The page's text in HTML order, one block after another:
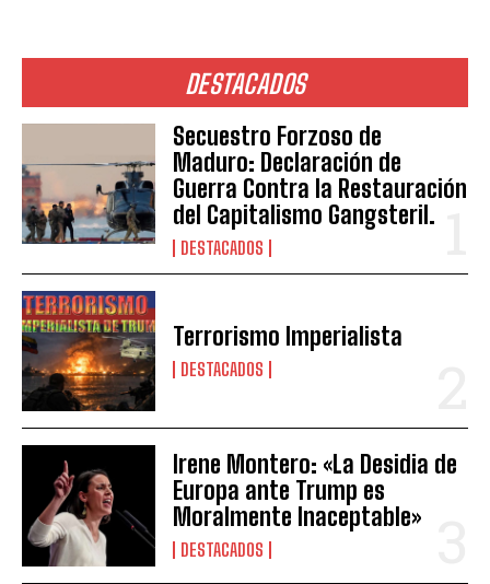
DESTACADOS
Secuestro Forzoso de
Maduro: Declaración de
Guerra Contra la Restauración
del Capitalismo Gangsteril.
DESTACADOS
Terrorismo Imperialista
DESTACADOS
Irene Montero: «La Desidia de
Europa ante Trump es
Moralmente Inaceptable»
DESTACADOS